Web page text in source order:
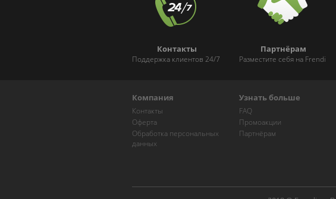
Контакты
Поддержка клиентов 24/7
Партнёрам
Разместите себя на Frendi
Компания
Контакты
Оферта
Обработка персональных
данных
Узнать больше
FAQ
Промоакции
Партнёрам